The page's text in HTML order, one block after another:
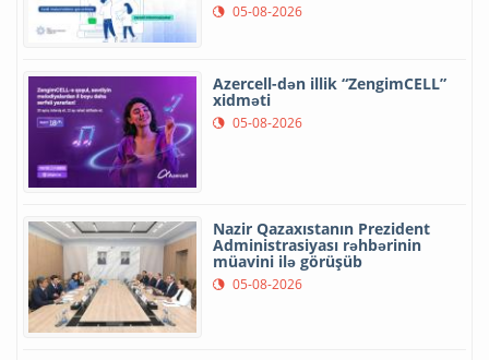
05-08-2026
Azercell-dən illik “ZengimCELL”
xidməti
05-08-2026
Nazir Qazaxıstanın Prezident
Administrasiyası rəhbərinin
müavini ilə görüşüb
05-08-2026